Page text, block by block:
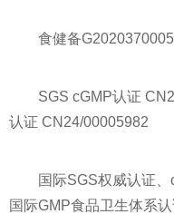
食健备
SGS cGMP认证
认证 CN24/00005982
国际SGS权威认证、
国际GMP食品卫生体系